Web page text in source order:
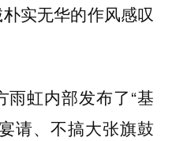
实无华的作风感叹
雨虹内部发布了“基
请、不搞大张旗鼓